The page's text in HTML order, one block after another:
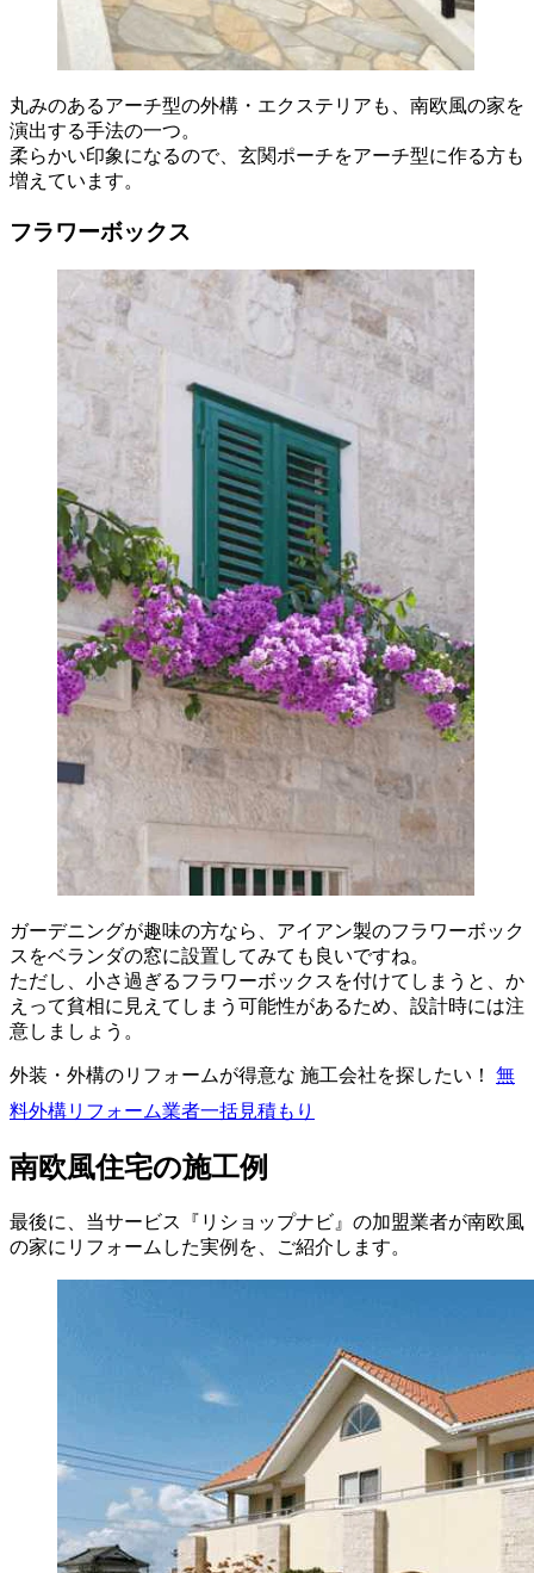
丸みのあるアーチ型の外構・エクステリアも、南欧風の家を
演出する手法の一つ。
柔らかい印象になるので、玄関ポーチをアーチ型に作る方も
増えています。
フラワーボックス
ガーデニングが趣味の方なら、アイアン製のフラワーボック
スをベランダの窓に設置してみても良いですね。
ただし、小さ過ぎるフラワーボックスを付けてしまうと、か
えって貧相に見えてしまう可能性があるため、設計時には注
意しましょう。
外装・外構のリフォームが得意な 施工会社を探したい！ 無
料外構リフォーム業者一括見積もり
南欧風住宅の施工例
最後に、当サービス『リショップナビ』の加盟業者が南欧風
の家にリフォームした実例を、ご紹介します。